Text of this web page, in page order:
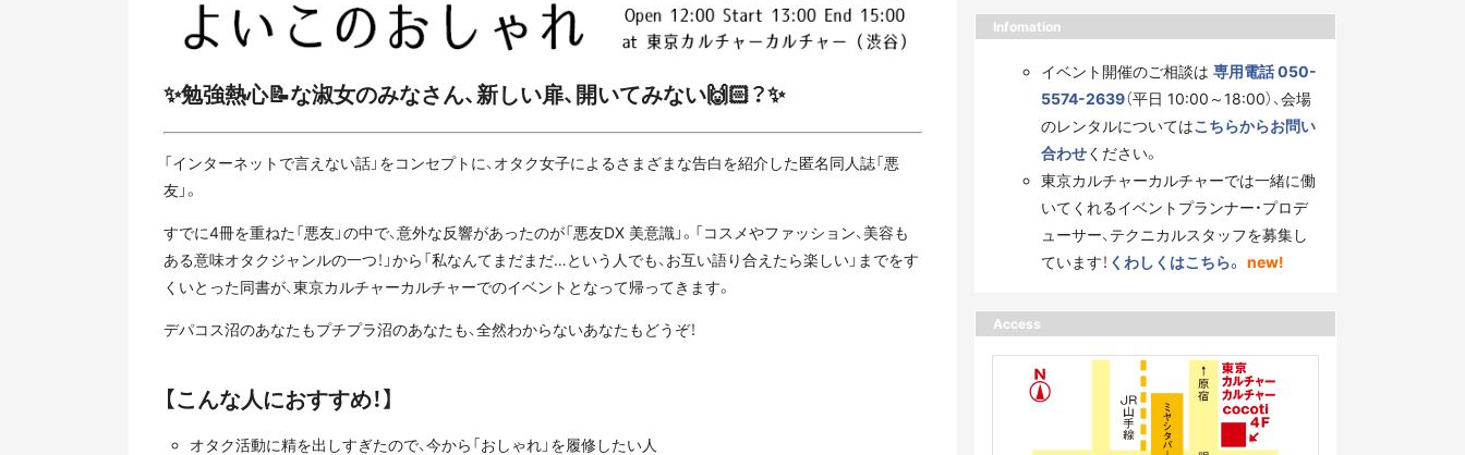
✨勉強熱心📝な淑女のみなさん、新しい扉、開いてみない🙌🏻？✨
「インターネットで言えない話」をコンセプトに、オタク女子によるさまざまな告白を紹介した匿名同人誌「悪
友」。
すでに4冊を重ねた「悪友」の中で、意外な反響があったのが「悪友DX 美意識」。「コスメやファッション、美容も
ある意味オタクジャンルの一つ！」から「私なんてまだまだ…という人でも、お互い語り合えたら楽しい」までをす
くいとった同書が、東京カルチャーカルチャーでのイベントとなって帰ってきます。
デパコス沼のあなたもプチプラ沼のあなたも、全然わからないあなたもどうぞ！
【こんな人におすすめ！】
オタク活動に精を出しすぎたので、今から「おしゃれ」を履修したい人
Infomation
イベント開催のご相談は 専用電話 050-
5574-2639（平日 10:00～18:00）、会場
のレンタルについてはこちらからお問い
合わせください。
東京カルチャーカルチャーでは一緒に働
いてくれるイベントプランナー・プロデ
ューサー、テクニカルスタッフを募集し
ています！ くわしくはこちら。 new!
Access